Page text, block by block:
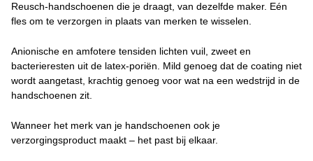
Reusch-handschoenen die je draagt, van dezelfde maker. Eén
fles om te verzorgen in plaats van merken te wisselen.
Anionische en amfotere tensiden lichten vuil, zweet en
bacterieresten uit de latex-poriën. Mild genoeg dat de coating niet
wordt aangetast, krachtig genoeg voor wat na een wedstrijd in de
handschoenen zit.
Wanneer het merk van je handschoenen ook je
verzorgingsproduct maakt – het past bij elkaar.